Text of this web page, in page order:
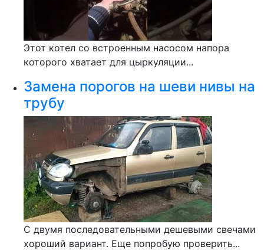
Этот котел со встроенным насосом напора
которого хватает для цыркуляции...
Замена порогов на шеви нивы на
трубу
С двумя последовательными дешевыми свечами
хороший вариант. Еще попробую проверить...